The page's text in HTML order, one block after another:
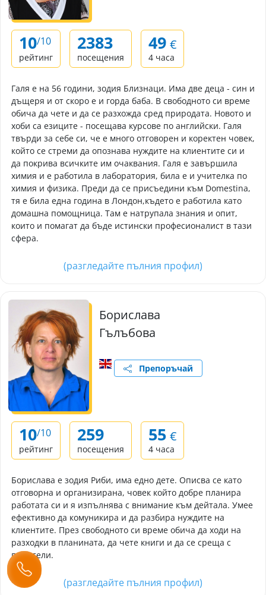
10/10
рейтинг
2383
посещения
49 €
4 часа
Галя е на 56 години, зодия Близнаци. Има две деца - син и
дъщеря и от скоро е и горда баба. В свободното си време
обича да чете и да се разхожда сред природата. Новото и
хоби са езиците - посещава курсове по английски. Галя
твърди за себе си, че е много отговорен и коректен човек,
който се стреми да опознава нуждите на клиентите си и
да покрива всичките им очаквания. Галя е завършила
химия и е работила в лаборатория, била е и учителка по
химия и физика. Преди да се присъедини към Domestina,
тя е била една година в Лондон,където е работила като
домашна помощница. Там е натрупала знания и опит,
които и помагат да бъде истински професионалист в тази
сфера.
(разгледайте пълния профил)
Борислава
Гълъбова
Препоръчай
10/10
рейтинг
259
посещения
55 €
4 часа
Борислава е зодия Риби, има едно дете. Описва се като
отговорна и организирана, човек който добре планира
работата си и я изпълнява с внимание към дейтала. Умее
ефективно да комуникира и да разбира нуждите на
клиентите. През свободното си време обича да ходи на
разходки в планината, да чете книги и да се среща с
приятели.
(разгледайте пълния профил)